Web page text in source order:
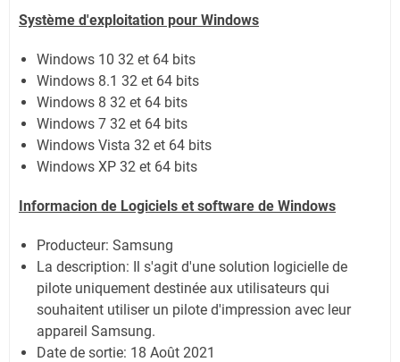
Système d'exploitation pour Windows
Windows 10 32 et 64 bits
Windows 8.1 32 et 64 bits
Windows 8 32 et 64 bits
Windows 7 32 et 64 bits
Windows Vista 32 et 64 bits
Windows XP 32 et 64 bits
Informacion de Logiciels et software de Windows
Producteur: Samsung
La description: Il s'agit d'une solution logicielle de
pilote uniquement destinée aux utilisateurs qui
souhaitent utiliser un pilote d'impression avec leur
appareil Samsung.
Date de sortie: 18 Août 2021